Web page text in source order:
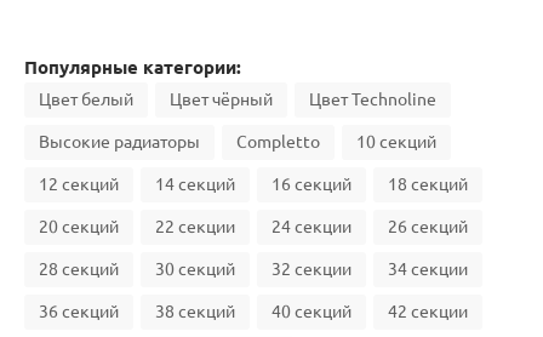
Популярные категории:
Цвет белый Цвет чёрный Цвет Technoline
Высокие радиаторы Completto 10 секций
12 секций 14 секций 16 секций 18 секций
20 секций 22 секции 24 секции 26 секций
28 секций 30 секций 32 секции 34 секции
36 секций 38 секций 40 секций 42 секции